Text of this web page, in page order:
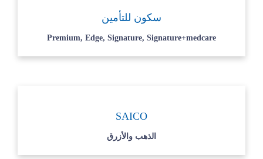
سكون للتأمين
Premium, Edge, Signature, Signature+medcare
SAICO
الذهب والأزرق